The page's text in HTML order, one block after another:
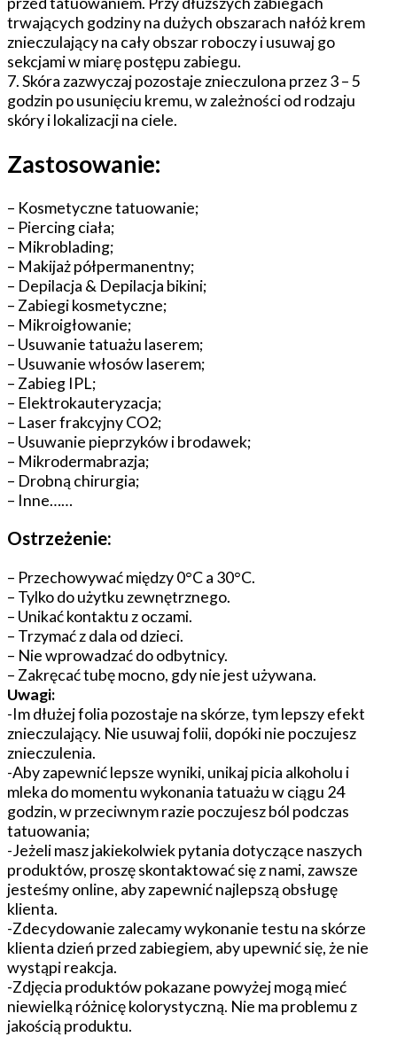
trwających godziny na dużych obszarach nałóż krem
znieczulający na cały obszar roboczy i usuwaj go
sekcjami w miarę postępu zabiegu.
7. Skóra zazwyczaj pozostaje znieczulona przez 3 – 5
godzin po usunięciu kremu, w zależności od rodzaju
skóry i lokalizacji na ciele.
Zastosowanie:
– Kosmetyczne tatuowanie;
– Piercing ciała;
– Mikroblading;
– Makijaż półpermanentny;
– Depilacja & Depilacja bikini;
– Zabiegi kosmetyczne;
– Mikroigłowanie;
– Usuwanie tatuażu laserem;
– Usuwanie włosów laserem;
– Zabieg IPL;
– Elektrokauteryzacja;
– Laser frakcyjny CO2;
– Usuwanie pieprzyków i brodawek;
– Mikrodermabrazja;
– Drobną chirurgia;
– Inne……
Ostrzeżenie:
– Przechowywać między 0°C a 30°C.
– Tylko do użytku zewnętrznego.
– Unikać kontaktu z oczami.
– Trzymać z dala od dzieci.
– Nie wprowadzać do odbytnicy.
– Zakręcać tubę mocno, gdy nie jest używana.
Uwagi:
-Im dłużej folia pozostaje na skórze, tym lepszy efekt
znieczulający. Nie usuwaj folii, dopóki nie poczujesz
znieczulenia.
-Aby zapewnić lepsze wyniki, unikaj picia alkoholu i
mleka do momentu wykonania tatuażu w ciągu 24
godzin, w przeciwnym razie poczujesz ból podczas
tatuowania;
-Jeżeli masz jakiekolwiek pytania dotyczące naszych
produktów, proszę skontaktować się z nami, zawsze
jesteśmy online, aby zapewnić najlepszą obsługę
klienta.
-Zdecydowanie zalecamy wykonanie testu na skórze
klienta dzień przed zabiegiem, aby upewnić się, że nie
wystąpi reakcja.
-Zdjęcia produktów pokazane powyżej mogą mieć
niewielką różnicę kolorystyczną. Nie ma problemu z
jakością produktu.